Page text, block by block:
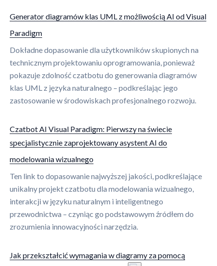
Generator diagramów klas UML z możliwością AI od Visual
Paradigm
Dokładne dopasowanie dla użytkowników skupionych na
technicznym projektowaniu oprogramowania, ponieważ
pokazuje zdolność czatbotu do generowania diagramów
klas UML z języka naturalnego – podkreślając jego
zastosowanie w środowiskach profesjonalnego rozwoju.
Czatbot AI Visual Paradigm: Pierwszy na świecie
specjalistycznie zaprojektowany asystent AI do
modelowania wizualnego
Ten link to dopasowanie najwyższej jakości, podkreślające
unikalny projekt czatbotu dla modelowania wizualnego,
interakcji w języku naturalnym i inteligentnego
przewodnictwa – czyniąc go podstawowym źródłem do
zrozumienia innowacyjności narzędzia.
Jak przekształcić wymagania w diagramy za pomocą